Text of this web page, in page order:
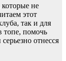
не
этот
так и для
помочь
отнесся